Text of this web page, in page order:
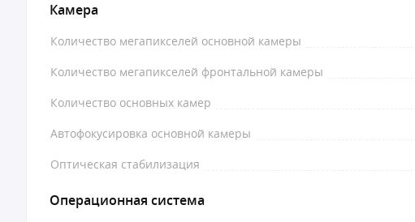
Камера
Количество мегапикселей основной камеры
Количество мегапикселей фронтальной камеры
Количество основных камер
Автофокусировка основной камеры
Оптическая стабилизация
Операционная система